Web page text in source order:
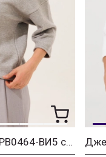
Джемпер Romgil РВ0464-ВИ5 серый меланж